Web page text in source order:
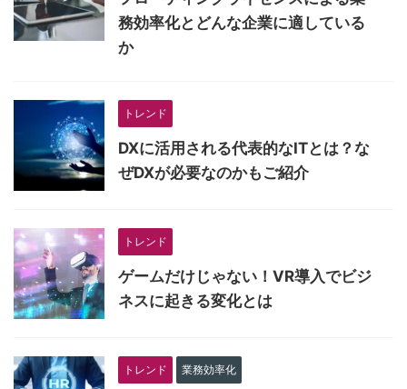
務効率化とどんな企業に適している
か
トレンド
DXに活用される代表的なITとは？な
ぜDXが必要なのかもご紹介
トレンド
ゲームだけじゃない！VR導入でビジ
ネスに起きる変化とは
トレンド 業務効率化